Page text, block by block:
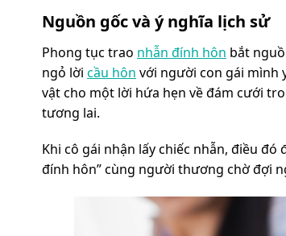
Nguồn gốc và ý nghĩa lịch sử
Phong tục trao nhẫn đính hôn bắt
ngỏ lời cầu hôn với người con gái mình
vật cho một lời hứa hẹn về đám cưới
tương lai.
Khi cô gái nhận lấy chiếc nhẫn, điều
đính hôn” cùng người thương chờ đợi